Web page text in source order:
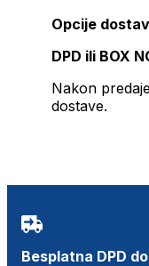
Opcije
DPD ili BOX
Nakon
dostave.
Besplatna DPD